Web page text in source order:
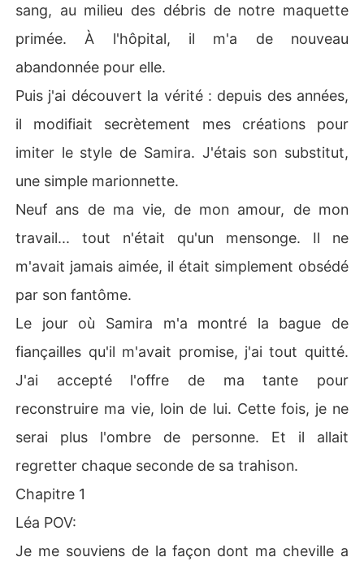
sang, au milieu des débris de notre maquette
primée. À l'hôpital, il m'a de nouveau
abandonnée pour elle.
Puis j'ai découvert la vérité : depuis des années,
il modifiait secrètement mes créations pour
imiter le style de Samira. J'étais son substitut,
une simple marionnette.
Neuf ans de ma vie, de mon amour, de mon
travail... tout n'était qu'un mensonge. Il ne
m'avait jamais aimée, il était simplement obsédé
par son fantôme.
Le jour où Samira m'a montré la bague de
fiançailles qu'il m'avait promise, j'ai tout quitté.
J'ai accepté l'offre de ma tante pour
reconstruire ma vie, loin de lui. Cette fois, je ne
serai plus l'ombre de personne. Et il allait
regretter chaque seconde de sa trahison.
Chapitre 1
Léa POV:
Je me souviens de la façon dont ma cheville a